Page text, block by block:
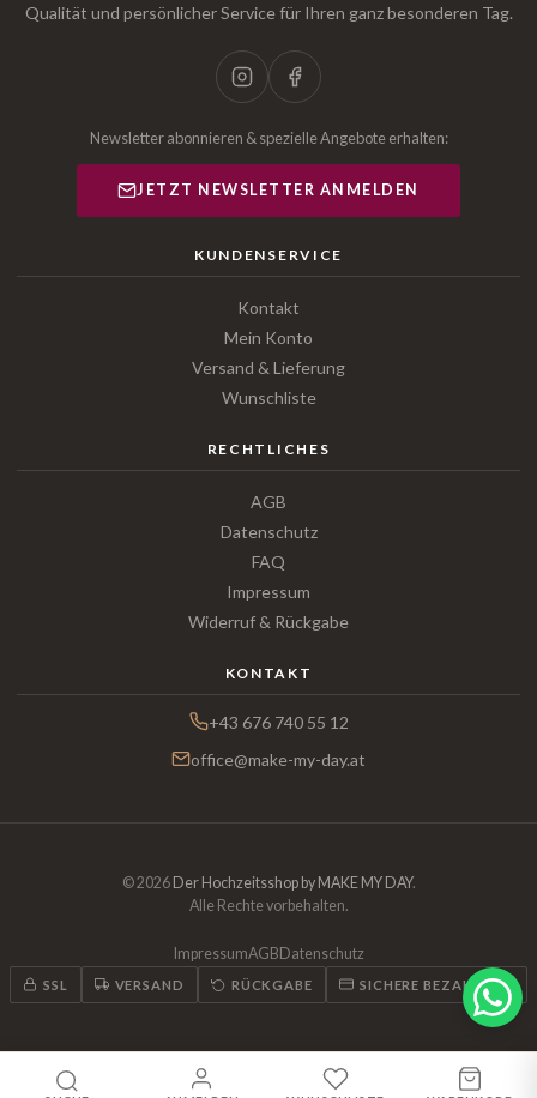
Qualität und persönlicher Service für Ihren ganz besonderen Tag.
Newsletter abonnieren & spezielle Angebote erhalten:
JETZT NEWSLETTER ANMELDEN
KUNDENSERVICE
Kontakt
Mein Konto
Versand & Lieferung
Wunschliste
RECHTLICHES
AGB
Datenschutz
FAQ
Impressum
Widerruf & Rückgabe
KONTAKT
+43 676 740 55 12
office@make-my-day.at
© 2026 Der Hochzeitsshop by MAKE MY DAY.
Alle Rechte vorbehalten.
ImpressumAGB Datenschutz
SSL VERSAND RÜCKGABE SICHERE BEZAHLUNG